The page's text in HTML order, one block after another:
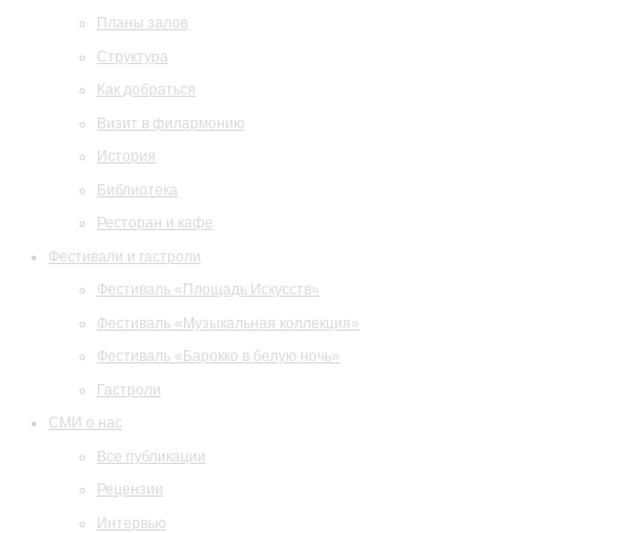
Планы залов
Структура
Как добраться
Визит в филармонию
История
Библиотека
Ресторан и кафе
Фестивали и гастроли
Фестиваль «Площадь Искусств»
Фестиваль «Музыкальная коллекция»
Фестиваль «Барокко в белую ночь»
Гастроли
СМИ о нас
Все публикации
Рецензии
Интервью